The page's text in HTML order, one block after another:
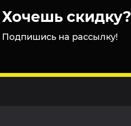
Хочешь скидку?
Подпишись на рассылку!